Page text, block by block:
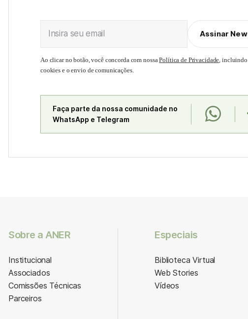
Insira seu email Assinar
Ao clicar no botão, você concorda com nossaPolítica de Privacidade, incluindo
cookies e o envio de comunicações.
Faça parte da nossa comunidade no
WhatsApp e Telegram
Sobre a ANER
Institucional
Associados
Comissões Técnicas
Parceiros
Especiais
Biblioteca Virtual
Web Stories
Vídeos